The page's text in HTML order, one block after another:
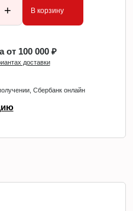
+ В корзину
от 100 000 ₽
доставки
Сбербанк онлайн